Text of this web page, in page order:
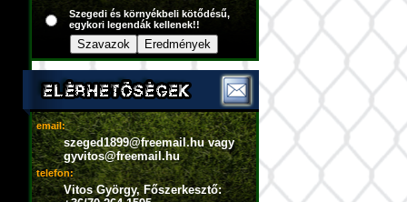
Szegedi és környékbeli kötődésű,
egykori legendák kellenek!!
email:
szeged1899@freemail.hu vagy
gyvitos@freemail.hu
telefon:
Vitos György, Főszerkesztő: